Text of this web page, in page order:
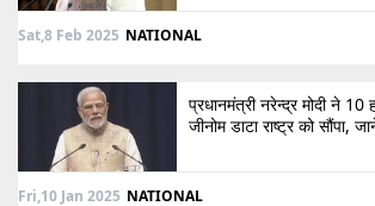
Sat,8 Feb 2025 NATIONAL
प्रधानमंत्री नरेन्द्र मोदी ने 10
जीनोम डाटा राष्ट्र को सौंपा,
Fri,10 Jan 2025 NATIONAL